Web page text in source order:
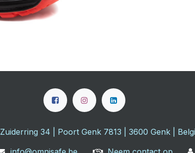
Zuiderring 34 | Poort Genk 7813 | 3600 Genk |